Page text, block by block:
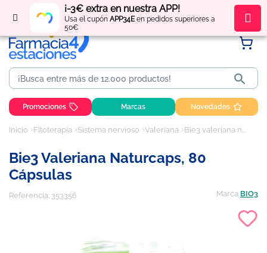
¡-3€ extra en nuestra APP!
Usa el cupón APP34Een pedidos superiores a
50€
Regístratey obténpuntos por tus compras

Promociones Marcas Novedades
Inicio Fitoterapia Sistema nervioso Valeriana Bie3 valeriana naturcaps, 80 cápsulas
Bie3 Valeriana Naturcaps, 80
Cápsulas
Referencia: 353356 Marca BIO3